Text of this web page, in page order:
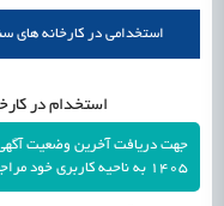
استخدامی در کارخانه های
استخدام در
جهت دریافت آخرین وضعیت
1405 به ناحیه کاربری خود مراجعه نمایید.